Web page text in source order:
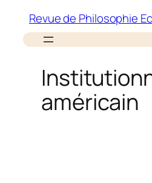
contenu
Revue de Philosophie
américain